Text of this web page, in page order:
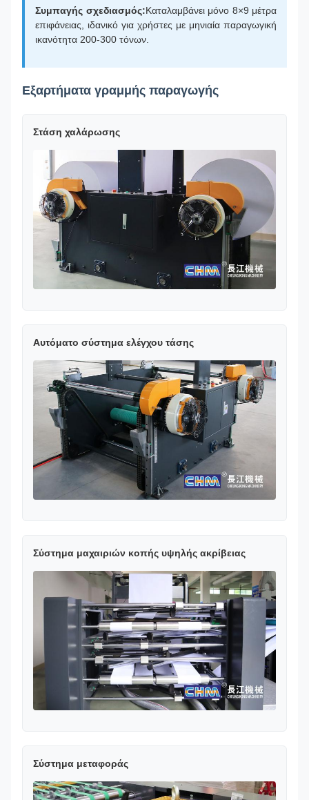
Συμπαγής σχεδιασμός:Καταλαμβάνει μόνο 8×9 μέτρα
επιφάνειας, ιδανικό για χρήστες με μηνιαία παραγωγική
ικανότητα 200-300 τόνων.
Εξαρτήματα γραμμής παραγωγής
Στάση χαλάρωσης
Αυτόματο σύστημα ελέγχου τάσης
Σύστημα μαχαιριών κοπής υψηλής ακρίβειας
Σύστημα μεταφοράς